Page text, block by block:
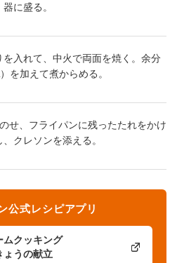
に盛る。
入れて、中火で両面を焼く。余分
を加えて煮からめる。
せ、フライパンに残ったたれをかけ
クレソンを添える。
ムクッキング
ょうの献立
公式レシピアプリ